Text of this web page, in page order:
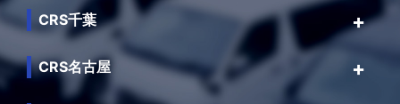
CRS千葉
CRS名古屋